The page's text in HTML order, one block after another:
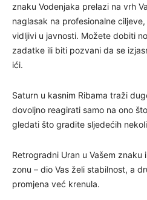
znaku Vodenjaka prelazi na vrh
naglasak na profesionalne
vidljivi u javnosti. Možete dobiti
zadatke ili biti pozvani da se
ići.
Saturn u kasnim Ribama traži
dovoljno reagirati samo na ono
gledati što gradite sljedećih
Retrogradni Uran u Vašem
zonu – dio Vas želi stabilnost, a
promjena već krenula.